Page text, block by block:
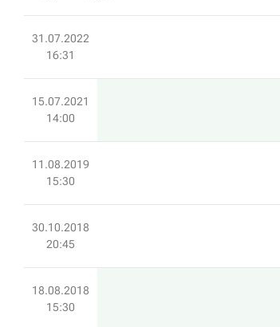
31.07.2022
16:31
15.07.2021
14:00
11.08.2019
15:30
30.10.2018
20:45
18.08.2018
15:30